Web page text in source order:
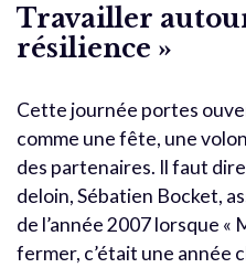
Travailler
résilience »
Cette journée portes
comme une fête, une
des partenaires. Il faut
deloin, Sébatien Bocket,
de l’année 2007 lorsque
fermer, c’était une année